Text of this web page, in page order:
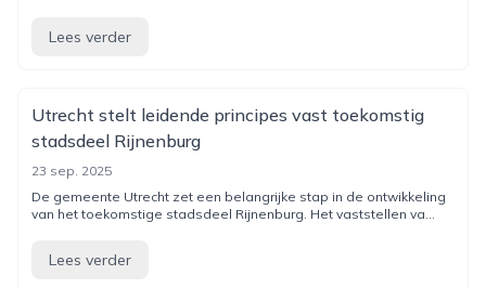
Lees verder
Utrecht stelt leidende principes vast toekomstig
stadsdeel Rijnenburg
23 sep. 2025
De gemeente Utrecht zet een belangrijke stap in de ontwikkeling
van het toekomstige stadsdeel Rijnenburg. Het vaststellen va...
Lees verder